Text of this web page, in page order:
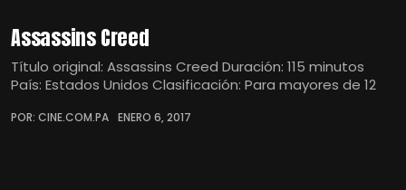
Assassins Creed
Título original: Assassins Creed Duración: 115 minutos
País: Estados Unidos Clasificación: Para mayores de 12
POR: CINE.COM.PA ENERO 6, 2017